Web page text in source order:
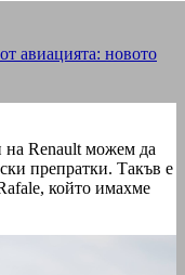
авиацията: новото
на Renault можем да
препратки. Такъв е
който имахме